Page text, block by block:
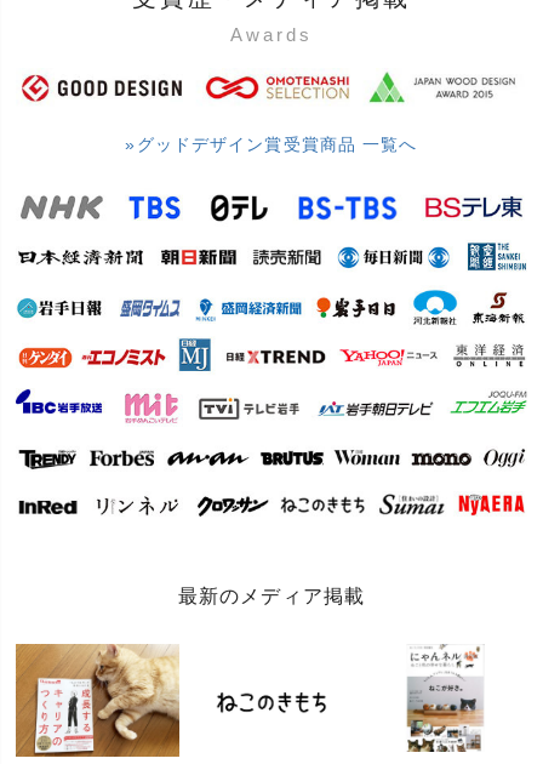
Awards
»グッドデザイン賞受賞商品 一覧へ
最新のメディア掲載